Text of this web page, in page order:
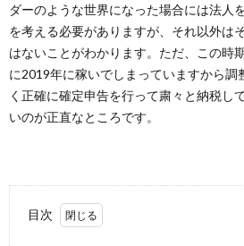
ダーのような世界になった場合には法人
を考える必要がありますが、それ以外は
はないことがわかります。ただ、この時
に2019年に稼いでしまっていますから調
く正確に確定申告を行って粛々と納税し
いのが正直なところです。
目次